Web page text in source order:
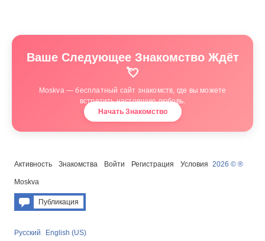
Ваше Следующее Знакомство Ждёт
💘
Moskva — бесплатный сайт знакомств, где вы можете
встретить настоящую любовь.
Начать Знакомство
Активность Знакомства Войти Регистрация Условия 2026 © ®
Moskva
Публикация
Русский English (US)